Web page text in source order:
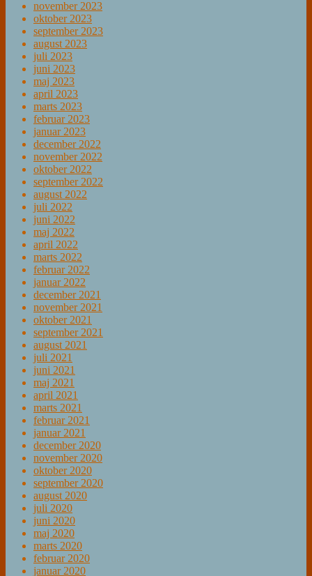
november 2023
oktober 2023
september 2023
august 2023
juli 2023
juni 2023
maj 2023
april 2023
marts 2023
februar 2023
januar 2023
december 2022
november 2022
oktober 2022
september 2022
august 2022
juli 2022
juni 2022
maj 2022
april 2022
marts 2022
februar 2022
januar 2022
december 2021
november 2021
oktober 2021
september 2021
august 2021
juli 2021
juni 2021
maj 2021
april 2021
marts 2021
februar 2021
januar 2021
december 2020
november 2020
oktober 2020
september 2020
august 2020
juli 2020
juni 2020
maj 2020
marts 2020
februar 2020
januar 2020